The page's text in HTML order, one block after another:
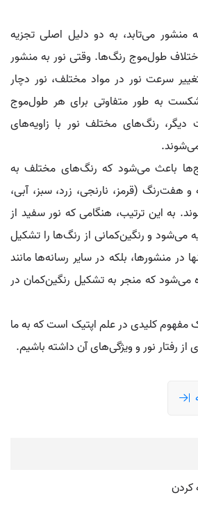
منشور می‌تابد، به دو دلیل اصلی تجزیه
طول‌موج رنگ‌ها. وقتی نور به منشور
سرعت نور در مواد مختلف، نور دچار
به طور متفاوتی برای هر طول‌موج
دیگر، رنگ‌های مختلف نور با زاویه‌های
باعث می‌شود که رنگ‌های مختلف به
(قرمز، نارنجی، زرد، سبز، آبی،
به این ترتیب، هنگامی که نور سفید از
می‌شود و رنگین‌کمانی از رنگ‌ها را تشکیل
در منشورها، بلکه در سایر رسانه‌ها مانند
می‌شود که منجر به تشکیل رنگین‌کمان در
مفهوم کلیدی در علم اپتیک است که به ما
رفتار نور و ویژگی‌های آن داشته باشیم.
کردن